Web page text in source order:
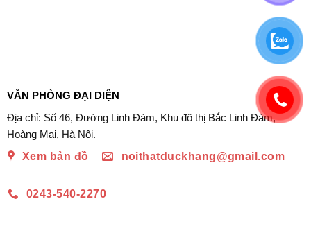
VĂN PHÒNG ĐẠI DIỆN
Địa chỉ: Số 46, Đường Linh Đàm, Khu đô thị Bắc Linh Đàm,
Hoàng Mai, Hà Nội.
Xem bản đồ
noithatduckhang@gmail.com
0243-540-2270